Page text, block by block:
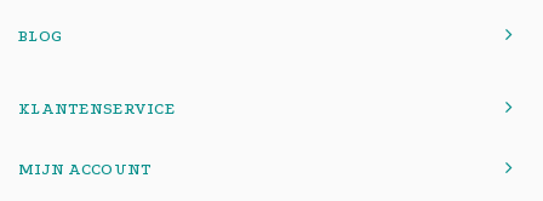
BLOG
KLANTENSERVICE
MIJN ACCOUNT